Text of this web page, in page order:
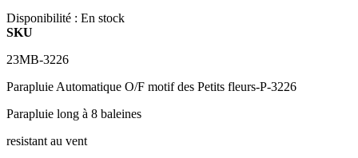
Disponibilité : En stock
SKU
23MB-3226
Parapluie Automatique O/F motif des Petits fleurs-P-3226
Parapluie long à 8 baleines
resistant au vent